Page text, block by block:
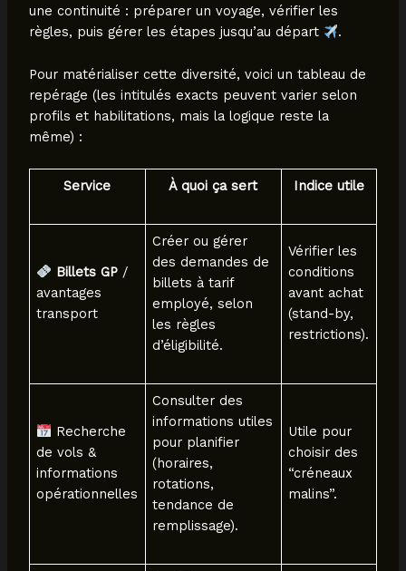
une continuité : préparer un voyage, vérifier les
règles, puis gérer les étapes jusqu’au départ
.
Pour matérialiser cette diversité, voici un tableau de
repérage (les intitulés exacts peuvent varier selon
profils et habilitations, mais la logique reste la
même) :
Service À quoi ça sert Indice utile
Billets GP/
avantages
transport
Créer ou gérer
des demandes de
billets à tarif
employé, selon
les règles
d’éligibilité.
Vérifier les
conditions
avant achat
(stand-by,
restrictions).
Recherche
de vols &
informations
opérationnelles
Consulter des
informations utiles
pour planifier
(horaires,
rotations,
tendance de
remplissage).
Utile pour
choisir des
“créneaux
malins”.